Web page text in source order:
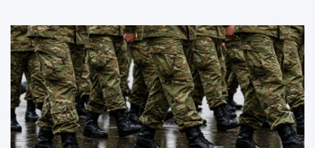
k
t
ó
r
a
z
m
i
e
c
h
–
z
a
d
b
a
j